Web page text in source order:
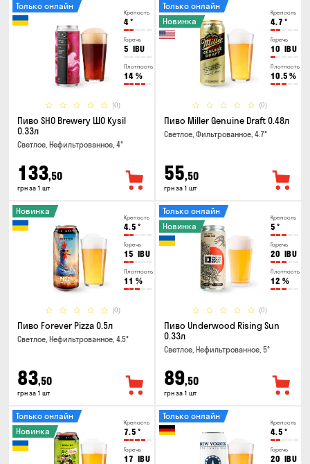
Крепость
4°
Горечь
5 IBU
Плотность
14 %
(0)
Только онлайн
Пиво SHO Brewery ШО Kysil
0.33л
Светлое, Нефильтрованное, 4°
133,50
грн за 1 шт
Крепость
4.7 °
Горечь
10 IBU
Плотность
10.5 %
(0)
Только онлайн
Новинка
Пиво Miller Genuine Draft 0.48л
Светлое, Фильтрованное, 4.7°
55,50
грн за 1 шт
Крепость
4.5 °
Горечь
15 IBU
Плотность
11 %
(0)
Новинка
Пиво Forever Pizza 0.5л
Светлое, Нефильтрованное, 4.5°
83,50
грн за 1 шт
Крепость
5 °
Горечь
20 IBU
Плотность
12 %
(0)
Только онлайн
Новинка
Пиво Underwood Rising Sun
0.33л
Светлое, Нефильтрованное, 5°
89,50
грн за 1 шт
Крепость
7.5 °
Горечь
17 IBU
Только онлайн
Новинка
Крепость
4.5 °
Горечь
20 IBU
Только онлайн